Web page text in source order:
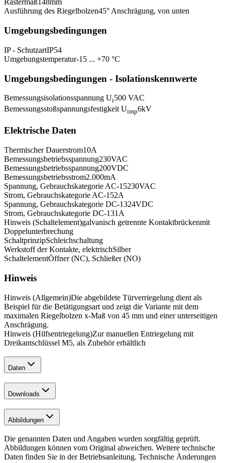
Rastermaß148mm
Ausführung des Riegelbolzen45° Anschrägung, von unten
Umgebungsbedingungen
IP - SchutzartIP54
Umgebungstemperatur-15 ... +70 °C
Umgebungsbedingungen - Isolationskennwerte
Bemessungsisolationsspannung Ui500 VAC
Bemessungsstoßspannungsfestigkeit Uimp6kV
Elektrische Daten
Thermischer Dauerstrom10A
Bemessungsbetriebsspannung230VAC
Bemessungsbetriebsspannung200VDC
Bemessungsbetriebsstrom2.000mA
Spannung, Gebrauchskategorie AC-15230VAC
Strom, Gebrauchskategorie AC-152A
Spannung, Gebrauchskategorie DC-1324VDC
Strom, Gebrauchskategorie DC-131 A
Hinweis (Schaltelement)galvanisch getrennte Kontaktbrückenmit
Doppelunterbrechung
SchaltprinzipSchleichschaltung
Werkstoff der Kontakte, elektrischSilber
SchaltelementÖffner (NC), Schließer (NO)
Hinweis
Hinweis (Allgemein)Die abgebildete Türverriegelung dient als
Beispiel für die Betätigungsart und zeigt die Variante mit dem
maximalen Riegelbolzen x-Maß von 45 mm und einer unterseitigen
Anschrägung.
Hinweis (Hilfsentriegelung)Zur manuellen Entriegelung mit
Dreikantschlüssel M5, als Zubehör erhältlich
Daten
Downloads
Abbildungen
Die genannten Daten und Angaben wurden sorgfältig geprüft.
Abbildungen können vom Original abweichen. Weitere technische
Daten finden Sie in der Betriebsanleitung. Technische Änderungen